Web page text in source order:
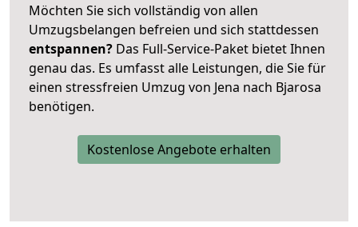
Möchten Sie sich vollständig von allen
Umzugsbelangen befreien und sich stattdessen
entspannen? Das Full-Service-Paket bietet Ihnen
genau das. Es umfasst alle Leistungen, die Sie für
einen stressfreien Umzug von Jena nach Bjarosa
benötigen.
Kostenlose Angebote erhalten